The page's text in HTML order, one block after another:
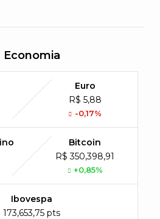
Economia
Euro
R$ 5,88
-0,17%
Bitcoin
R$ 350,398,91
+0,85%
Ibovespa
173,653,75 pts